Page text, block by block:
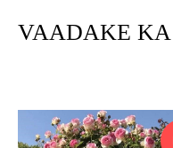
VAADAKE KA